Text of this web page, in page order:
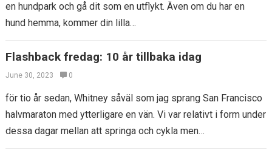
en hundpark och gå dit som en utflykt. Även om du har en
hund hemma, kommer din lilla…
Flashback fredag: 10 år tillbaka idag
June 30, 2023 0
för tio år sedan, Whitney såväl som jag sprang San Francisco
halvmaraton med ytterligare en vän. Vi var relativt i form under
dessa dagar mellan att springa och cykla men…